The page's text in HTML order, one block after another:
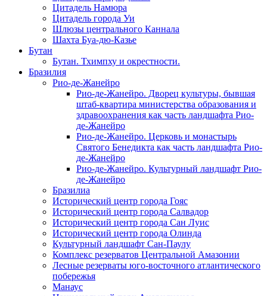
Цитадель Намюра
Цитадель города Уи
Шлюзы центрального Каннала
Шахта Буа-дю-Казье
Бутан
Бутан. Тхимпху и окрестности.
Бразилия
Рио-де-Жанейро
Рио-де-Жанейро. Дворец культуры, бывшая
штаб-квартира министерства образования и
здравоохранения как часть ландшафта Рио-
де-Жанейро
Рио-де-Жанейро. Церковь и монастырь
Святого Бенедикта как часть ландшафта Рио-
де-Жанейро
Рио-де-Жанейро. Культурный ландшафт Рио-
де-Жанейро
Бразилиа
Исторический центр города Гояс
Исторический центр города Салвадор
Исторический центр города Сан Луис
Исторический центр города Олинда
Культурный ландшафт Сан-Паулу
Комплекс резерватов Центральной Амазонии
Лесные резерваты юго-восточного атлантического
побережья
Манаус